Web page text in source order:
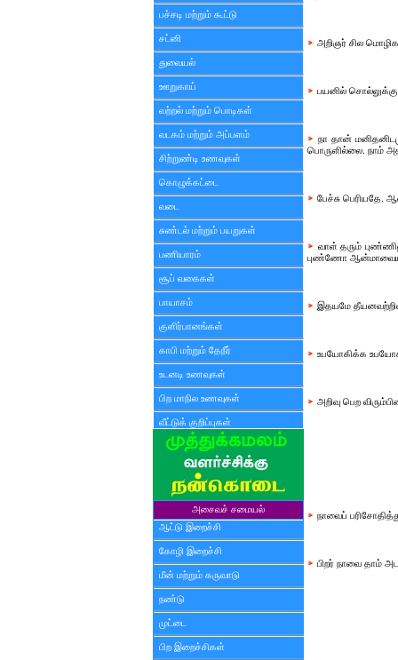
பச்சடி மற்றும் கூட்டு
சட்னி
துவையல்
ஊறுகாய்
வற்றல் மற்றும் பொடிகள்
வடகம் மற்றும் அப்பளம்
சிற்றுண்டி உணவுகள்
கொழுக்கட்டை
வடை
சுண்டல் மற்றும் பயறுகள்
பணியாரம்
சூப் வகைகள்
பாயாசம்
குளிர்பானங்கள்
காபி மற்றும் தேநீர்
உடனடி உணவுகள்
பிற மாநில உணவுகள்
வீட்டுக் குறிப்புகள்
அசைவச் சமையல்
ஆட்டு இறைச்சி
கோழி இறைச்சி
மீன் மற்றும் கருவாடு
நண்டு
முட்டை
பிற இறைச்சிகள்
அறிஞர் சில
பயனில்
நா தான்
பொருளில்லை. நாம்
பேச்சு பெரியதே.
வாள் தரும்
புண்ணோ ஆன்மாவையும்
இதயமே
உபயோகிக்க
அறிவு பெற
நாவைப்
பிறர் நாவை தாம்